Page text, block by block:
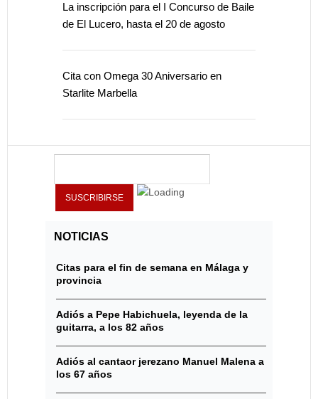
La inscripción para el I Concurso de Baile
de El Lucero, hasta el 20 de agosto
Cita con Omega 30 Aniversario en
Starlite Marbella
NOTICIAS
Citas para el fin de semana en Málaga y
provincia
Adiós a Pepe Habichuela, leyenda de la
guitarra, a los 82 años
Adiós al cantaor jerezano Manuel Malena a
los 67 años